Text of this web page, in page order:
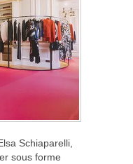
Schiaparelli,
sous forme